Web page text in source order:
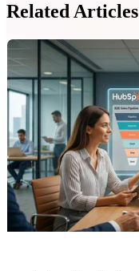
Related Articles